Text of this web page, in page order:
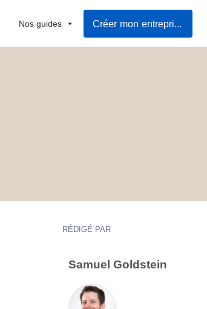
Nos guides Créer mon entreprise
RÉDIGÉ PAR
Samuel Goldstein